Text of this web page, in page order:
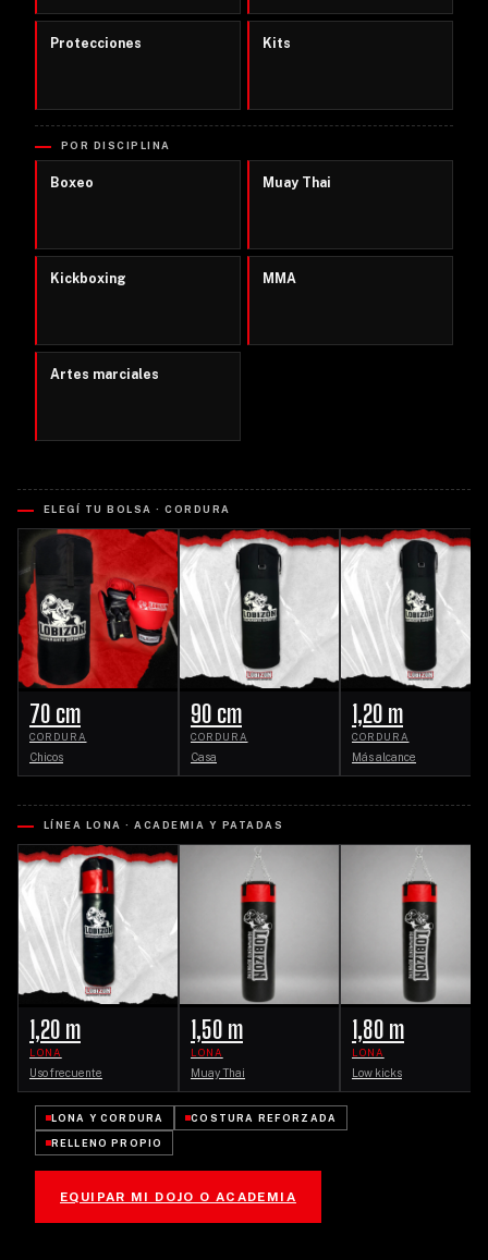
Protecciones Kits
POR DISCIPLINA
Boxeo Muay Thai
Kickboxing MMA
Artes marciales
ELEGÍ TU BOLSA · CORDURA
70 cm
CORDURA
Chicos
90 cm
CORDURA
Casa
1,20 m
CORDURA
Más alcance
LÍNEA LONA · ACADEMIA Y PATADAS
1,20 m
LONA
Uso frecuente
1,50 m
LONA
Muay Thai
1,80 m
LONA
Low kicks
LONA Y CORDURA COSTURA REFORZADA
RELLENO PROPIO
EQUIPAR MI DOJO O ACADEMIA